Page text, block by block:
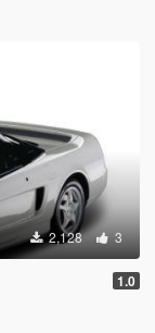
2,128 3
1.0